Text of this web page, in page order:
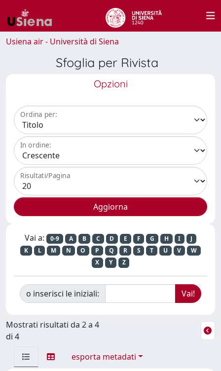
Usiena air - Università di Siena
Sfoglia per Rivista
Opzioni
Ordina per:
In ordine:
Risultati/Pagina
Vai a: 0-9 A B C D E F G H I
J
K
L M N O P Q R S T U V
W
X
Y Z
o inserisci le iniziali:
Mostrati risultati da 2 a 4
di 4
esporta metadati